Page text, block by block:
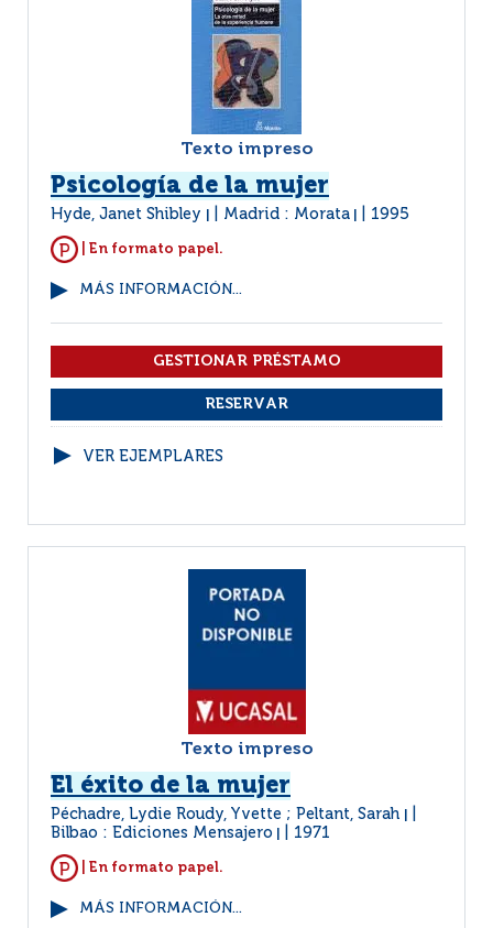
Texto impreso
Psicología de la mujer
Hyde, Janet Shibley Madrid : Morata 1995
| En formato papel.
MÁS INFORMACIÓN...
VER EJEMPLARES
Texto impreso
El éxito de la mujer
Péchadre, Lydie Roudy, Yvette ; Peltant, Sarah
Bilbao : Ediciones Mensajero 1971
| En formato papel.
MÁS INFORMACIÓN...